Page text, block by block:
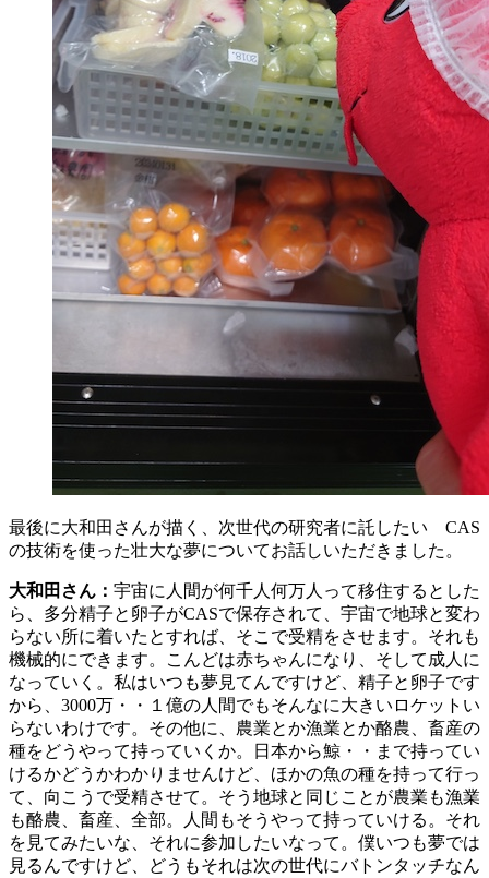
最後に大和田さんが描く、次世代の研究者に託したい CAS
の技術を使った壮大な夢についてお話しいただきました。
大和田さん： 宇宙に人間が何千人何万人って移住するとした
ら、多分精子と卵子がCASで保存されて、宇宙で地球と変わ
らない所に着いたとすれば、そこで受精をさせます。それも
機械的にできます。こんどは赤ちゃんになり、そして成人に
なっていく。私はいつも夢見てんですけど、精子と卵子です
から、3000万・・１億の人間でもそんなに大きいロケットい
らないわけです。その他に、農業とか漁業とか酪農、畜産の
種をどうやって持っていくか。日本から鯨・・まで持ってい
けるかどうかわかりませんけど、ほかの魚の種を持って行っ
て、向こうで受精させて。そう地球と同じことが農業も漁業
も酪農、畜産、全部。人間もそうやって持っていける。それ
を見てみたいな、それに参加したいなって。僕いつも夢では
見るんですけど、どうもそれは次の世代にバトンタッチなん